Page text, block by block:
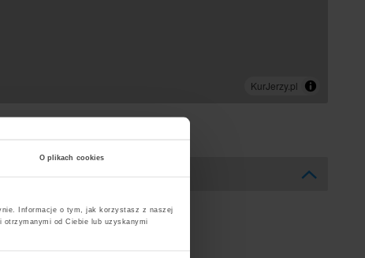
O plikach cookies
Informacje o tym, jak korzystasz z naszej
otrzymanymi od Ciebie lub uzyskanymi